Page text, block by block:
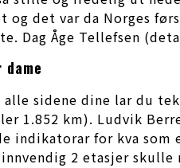
og det var da Norges
Dag Åge Tellefsen
alle sidene dine lar du
1.852 km). Ludvik
indikatorar for kva
2 etasjer